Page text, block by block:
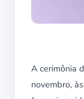
A cerimônia
novembro,